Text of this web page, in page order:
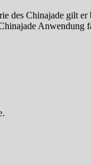
des Chinajade gilt